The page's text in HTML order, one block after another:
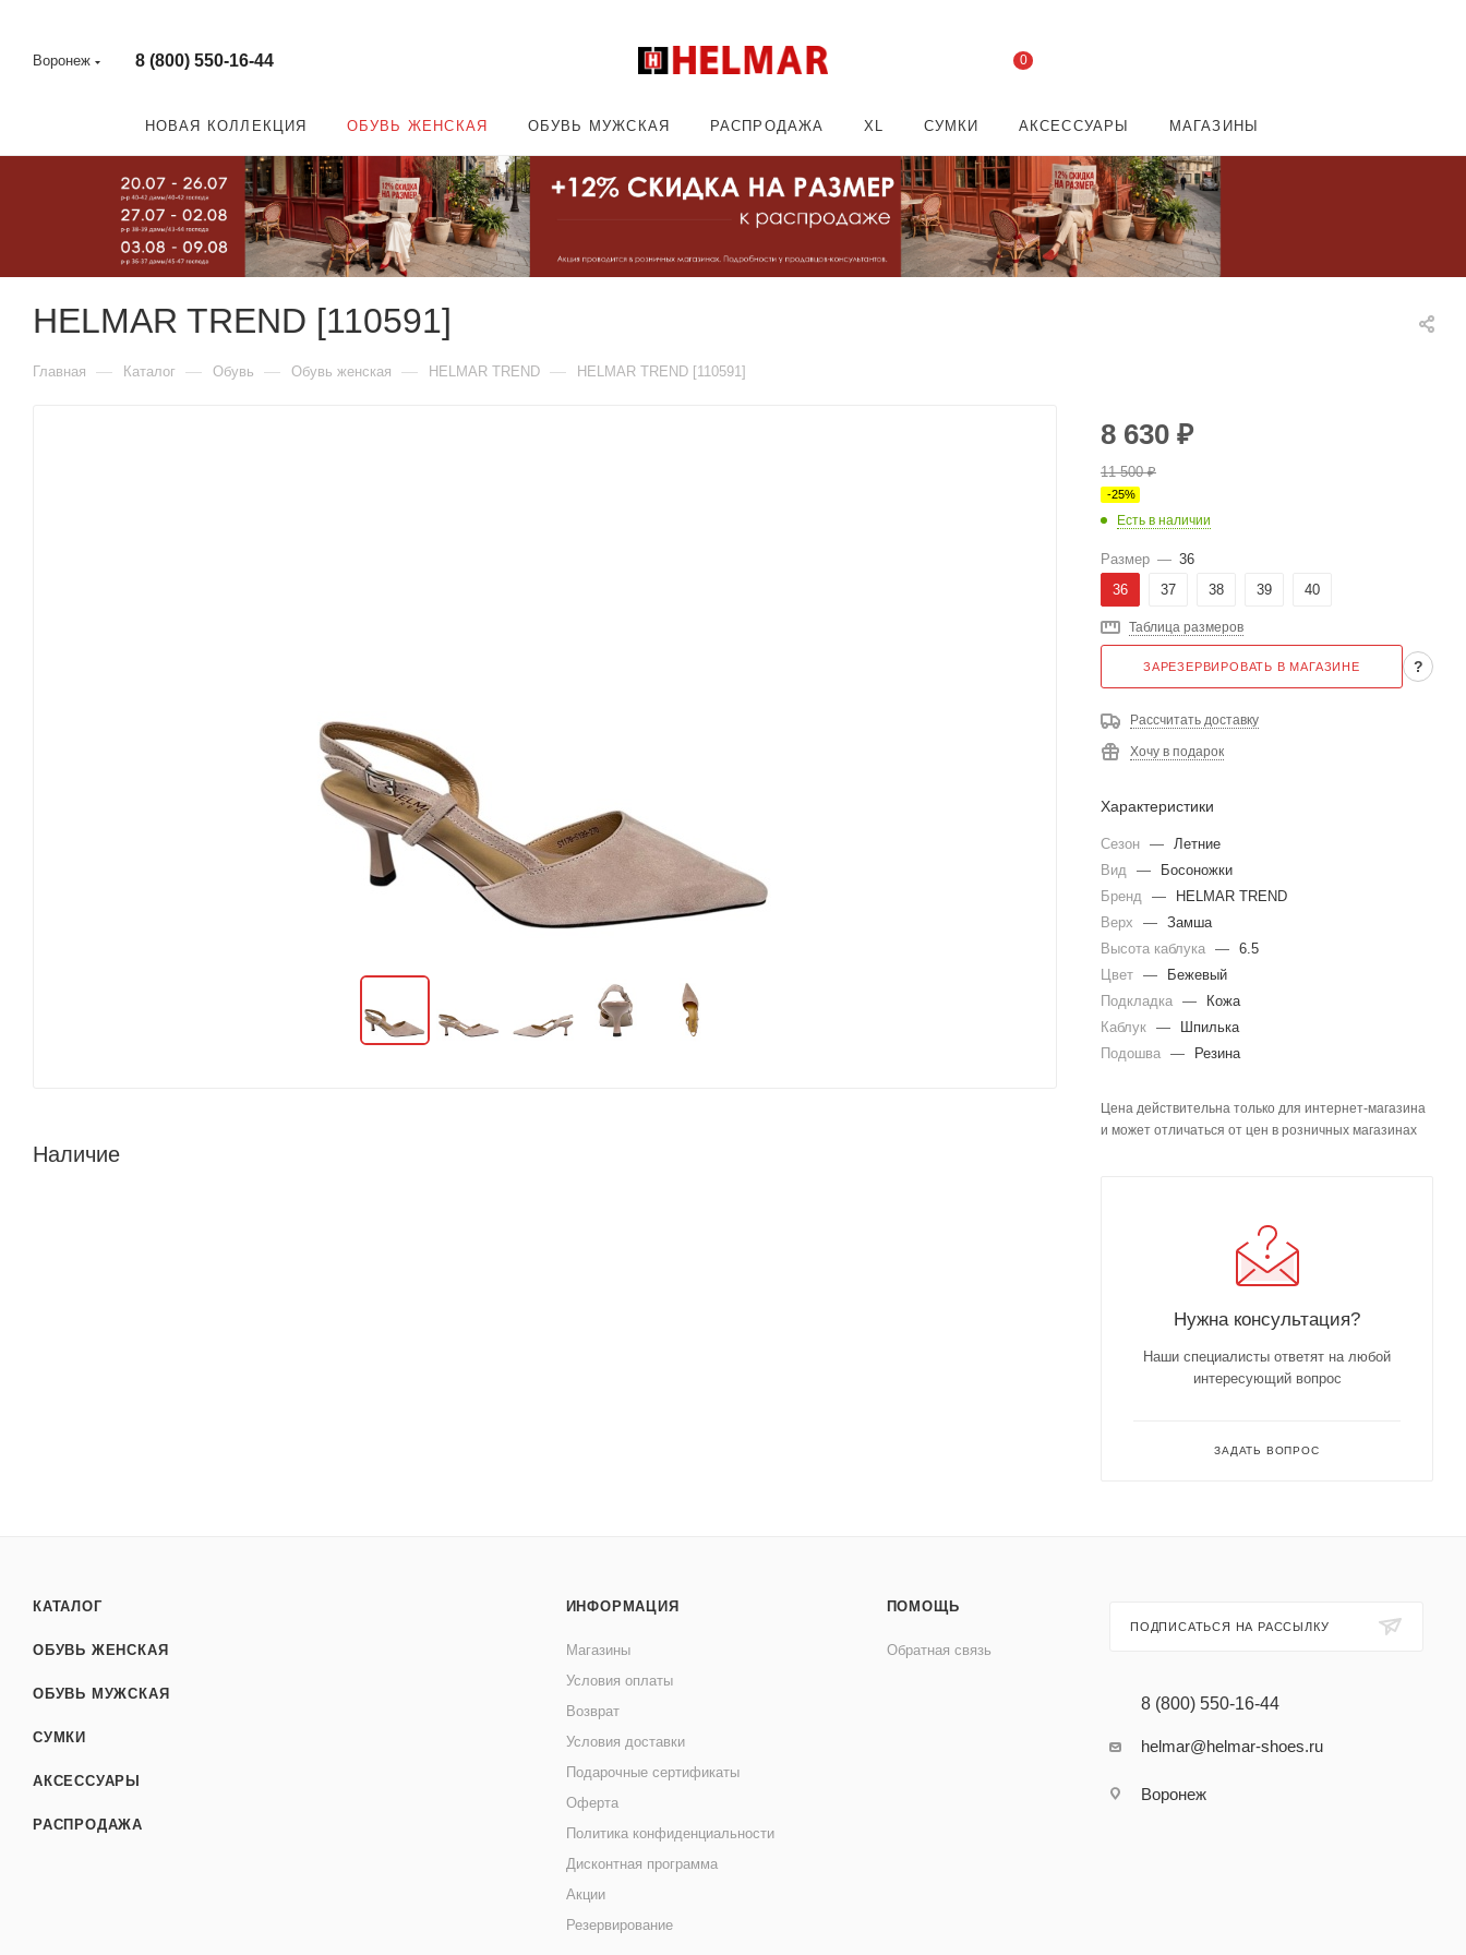
Воронеж 8 (800) 550-16-44 0
НОВАЯ КОЛЛЕКЦИЯ ОБУВЬ ЖЕНСКАЯ ОБУВЬ МУЖСКАЯ РАСПРОДАЖА XL СУМКИ АКСЕССУАРЫ МАГАЗИНЫ
HELMAR TREND [110591]
Главная — Каталог — Обувь — Обувь женская — HELMAR TREND — HELMAR TREND [110591]
Наличие
8 630 ₽
11 500₽
-25%
Есть в наличии
Размер — 36
36
37 38 39 40
Таблица размеров
ЗАРЕЗЕРВИРОВАТЬ В МАГАЗИНЕ ?
Рассчитать доставку
Хочу в подарок
Характеристики
Сезон — Летние
Вид —
Босоножки
Бренд —
HELMAR TREND
Верх
— Замша
Высота каблука — 6.5
Цвет —
Бежевый
Подкладка —
Кожа
Каблук —
Шпилька
Подошва — Резина
Цена действительна только для интернет-магазина
и может отличаться от цен в розничных магазинах
Нужна консультация?
Наши специалисты ответят на любой
интересующий вопрос
ЗАДАТЬ ВОПРОС
КАТАЛОГ
ОБУВЬ ЖЕНСКАЯ
ОБУВЬ МУЖСКАЯ
СУМКИ
АКСЕССУАРЫ
РАСПРОДАЖА
ИНФОРМАЦИЯ
Магазины
Условия оплаты
Возврат
Условия доставки
Подарочные сертификаты
Оферта
Политика конфиденциальности
Дисконтная программа
Акции
Резервирование
ПОМОЩЬ
Обратная связь
ПОДПИСАТЬСЯ НА РАССЫЛКУ
8 (800) 550-16-44
helmar@helmar-shoes.ru
Воронеж